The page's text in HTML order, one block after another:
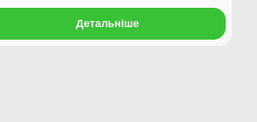
Детальніше